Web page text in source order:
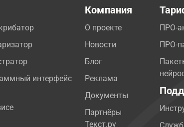
интерфейс
Компания
О проекте
Новости
Блог
Реклама
Документы
Партнёры
Текст.ру
ПРО-
ПРО-